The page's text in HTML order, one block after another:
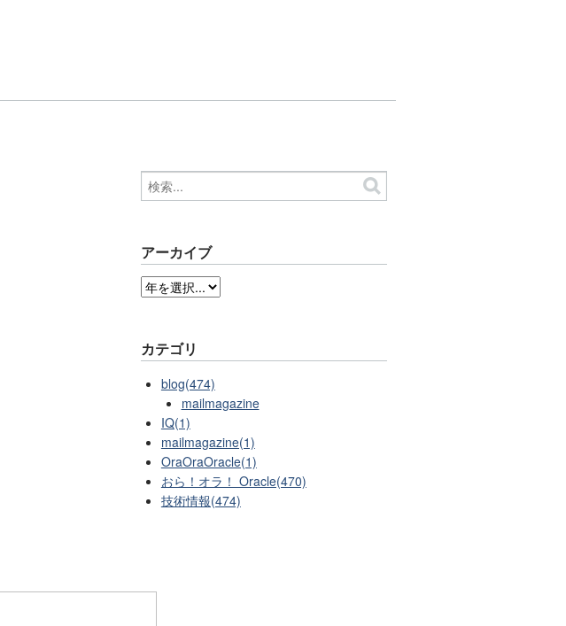
アーカイブ
カテゴリ
blog(474)
mailmagazine
IQ(1)
mailmagazine(1)
OraOraOracle(1)
おら！オラ！ Oracle(470)
技術情報(474)